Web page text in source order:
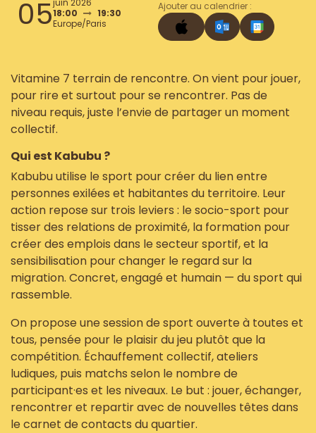
05juin 2026
18:00
19:30
Europe/Paris
Ajouter au calendrier :
Vitamine 7 terrain de rencontre. On vient pour jouer,
pour rire et surtout pour se rencontrer. Pas de
niveau requis, juste l’envie de partager un moment
collectif.
Qui est Kabubu ?
Kabubu utilise le sport pour créer du lien entre
personnes exilées et habitantes du territoire. Leur
action repose sur trois leviers : le socio-sport pour
tisser des relations de proximité, la formation pour
créer des emplois dans le secteur sportif, et la
sensibilisation pour changer le regard sur la
migration. Concret, engagé et humain — du sport qui
rassemble.
On propose une session de sport ouverte à toutes et
tous, pensée pour le plaisir du jeu plutôt que la
compétition. Échauffement collectif, ateliers
ludiques, puis matchs selon le nombre de
participant·es et les niveaux. Le but : jouer, échanger,
rencontrer et repartir avec de nouvelles têtes dans
le carnet de contacts du quartier.